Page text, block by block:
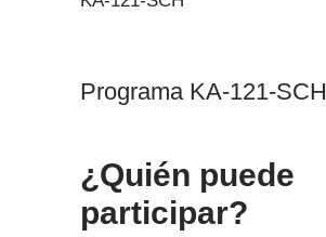
Programa KA-121-SCH
¿Quién puede
participar?